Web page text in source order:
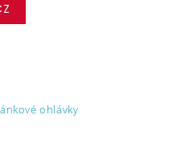
ohlávky